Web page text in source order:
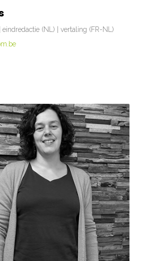
eindredactie (NL) | vertaling (FR-NL)